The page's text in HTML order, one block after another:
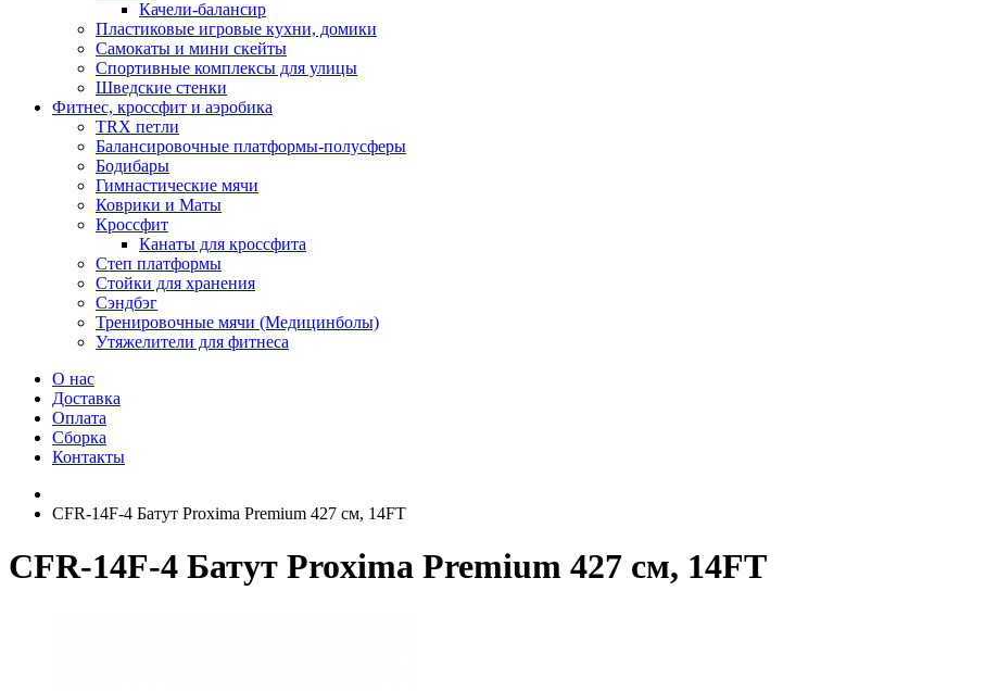
Качели-балансир
Пластиковые игровые кухни, домики
Самокаты и мини скейты
Спортивные комплексы для улицы
Шведские стенки
Фитнес, кроссфит и аэробика
TRX петли
Балансировочные платформы-полусферы
Бодибары
Гимнастические мячи
Коврики и Маты
Кроссфит
Канаты для кроссфита
Степ платформы
Стойки для хранения
Сэндбэг
Тренировочные мячи (Медицинболы)
Утяжелители для фитнеса
О нас
Доставка
Оплата
Сборка
Контакты
CFR-14F-4 Батут Proxima Premium 427 см, 14FT
CFR-14F-4 Батут Proxima Premium 427 см, 14FT